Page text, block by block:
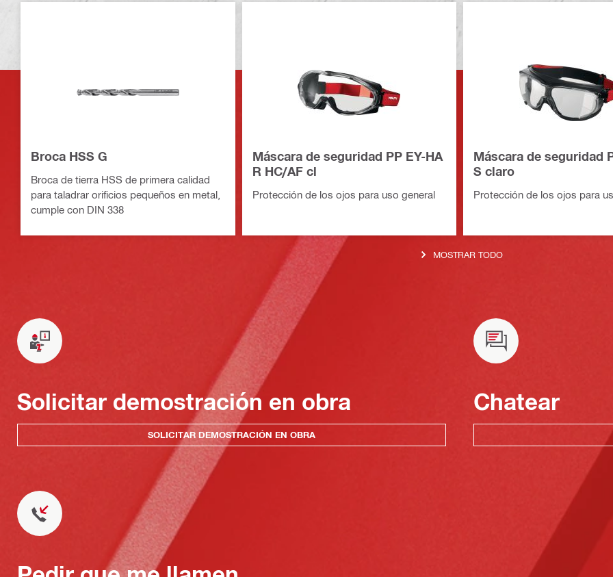
Broca HSS G
Broca de tierra HSS de primera calidad
para taladrar orificios pequeños en metal,
cumple con DIN 338
Máscara de seguridad PP EY-HA
R HC/AF cl
Protección de los ojos para uso general
Máscara de seguridad
S claro
Protección de los ojos para
MOSTRAR TODO
Solicitar demostración en obra
SOLICITAR DEMOSTRACIÓN EN OBRA
Chatear